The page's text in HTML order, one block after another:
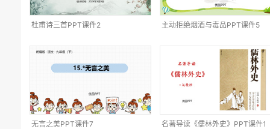
杜甫诗三首PPT课件2 主动拒绝烟酒与毒品PPT课件5
无言之美PPT课件7 名著导读《儒林外史》PPT课件1